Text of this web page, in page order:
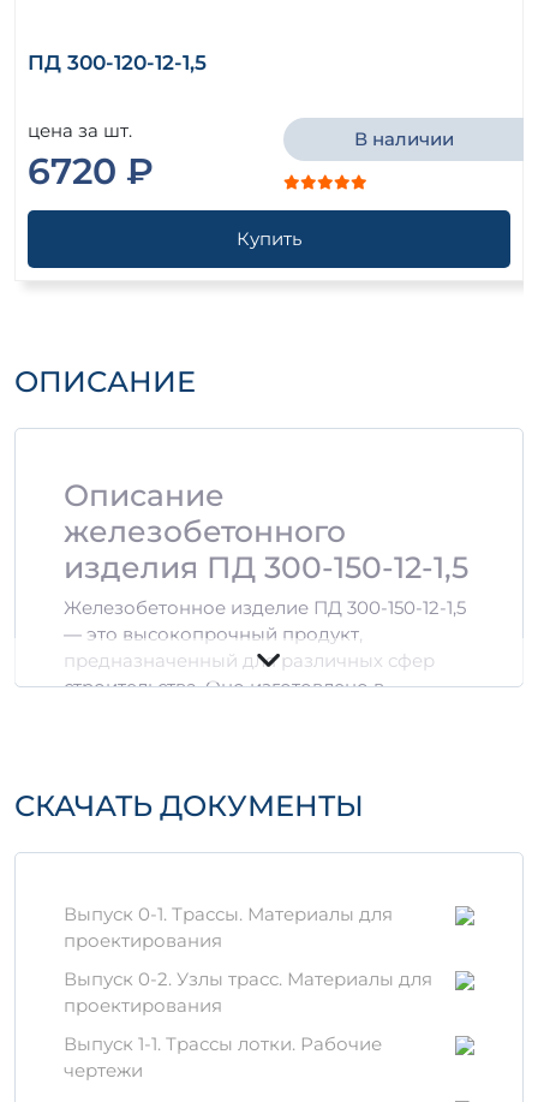
ПД 300-120-12-1,5
цена за шт.
6720 ₽
В наличии
Купить
ОПИСАНИЕ
Описание
железобетонного
изделия ПД 300-150-12-1,5
Железобетонное изделие ПД 300-150-12-1,5
— это высокопрочный продукт,
предназначенный для различных сфер
строительства. Оно изготовлено в
Технические
характеристики
Объем:0,531 м
Прочность на сжатие:
Основные особенности
выдерживает значительные нагрузки,
что делает его идеальным для
СКАЧАТЬ ДОКУМЕНТЫ
Выпуск 0-1. Трассы. Материалы для
проектирования
Выпуск 0-2. Узлы трасс. Материалы для
проектирования
Выпуск 1-1. Трассы лотки. Рабочие
чертежи